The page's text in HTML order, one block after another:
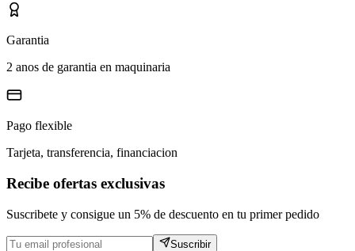
Garantia
2 anos de garantia en maquinaria
Pago flexible
Tarjeta, transferencia, financiacion
Recibe ofertas exclusivas
Suscribete y consigue un 5% de descuento en tu primer pedido
Suscribir